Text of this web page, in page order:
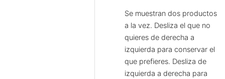
Se muestran dos productos
a la vez. Desliza el que no
quieres de derecha a
izquierda para conservar el
que prefieres. Desliza de
izquierda a derecha para